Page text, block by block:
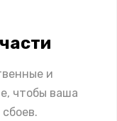
и
чтобы ваша